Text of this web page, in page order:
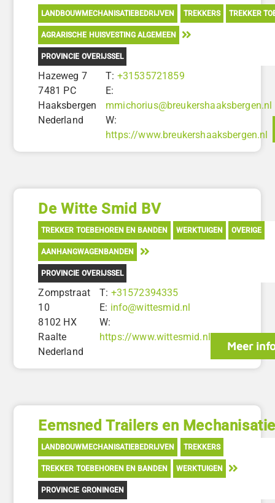
LANDBOUWMECHANISATIEBEDRIJVEN TREKKERS TREKKER
AGRARISCHE HUISVESTING ALGEMEEN
PROVINCIE OVERIJSSEL
Hazeweg 7
7481 PC
Haaksbergen
Nederland
T: +31535721859
E:
mmichorius@breukershaaksbergen.nl
W:
https://www.breukershaaksbergen.nl
De Witte Smid BV
TREKKER TOEBEHOREN EN BANDEN WERKTUIGEN OVERIGE
AANHANGWAGENBANDEN
PROVINCIE OVERIJSSEL
Zompstraat
10
8102 HX
Raalte
Nederland
T: +31572394335
E: info@wittesmid.nl
W:
https://www.wittesmid.nl
Meer
Eemsned Trailers en
LANDBOUWMECHANISATIEBEDRIJVEN TREKKERS
TREKKER TOEBEHOREN EN BANDEN WERKTUIGEN
PROVINCIE GRONINGEN